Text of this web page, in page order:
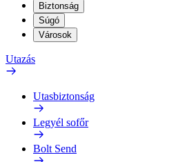
Biztonság
Súgó
Városok
Utazás
Utasbiztonság
Legyél sofőr
Bolt Send